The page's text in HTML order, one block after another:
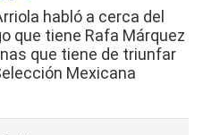
habló a cerca del
que tiene Rafa Márquez
que tiene de triunfar
Mexicana